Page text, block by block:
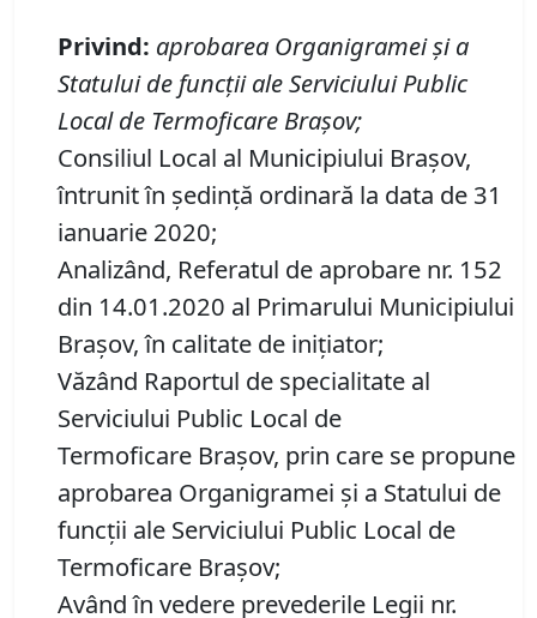
Privind: aprobarea Organigrameişia
Statului de funcţii ale Serviciului Public
Local de Termoficare Brașov;
Consiliul Local al Municipiului Brașov,
întrunit în ședință ordinară la data de 31
ianuarie 2020;
Analizând, Referatul de aprobare nr. 152
din 14.01.2020 al Primarului Municipiului
Brașov, în calitate de inițiator;
Văzând Raportul de specialitate al
Serviciului Public Local de
Termoficare Braşov, prin care se propune
aprobarea Organigramei şi a Statului de
funcţii ale Serviciului Public Local de
Termoficare Brașov;
Având în vedere prevederile Legii nr.